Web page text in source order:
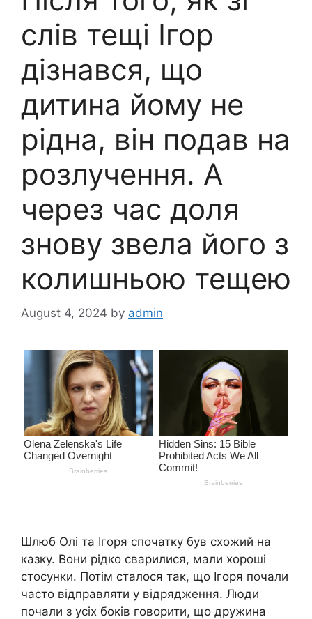
слів тещі Ігор
дізнався, що
дитина йому не
рідна, він подав на
розлучення. А
через час доля
знову звела його з
колишньою тещею
August 4, 2024 by admin
Шлюб Олі та Ігоря спочатку був схожий на
казку. Вони рідко сварилися, мали хороші
стосунки. Потім сталося так, що Ігоря почали
часто відправляти у відрядження. Люди
почали з усіх боків говорити, що дружина